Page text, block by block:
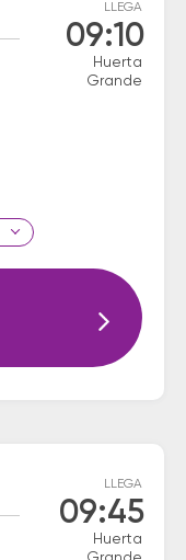
LLEGA
09:10
Huerta
Grande
LLEGA
09:45
Huerta